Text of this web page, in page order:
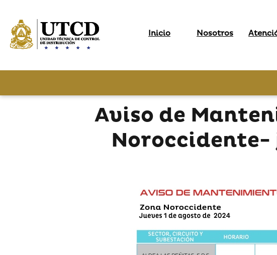
Inicio Nosotros
Aviso de
Noroccidente-